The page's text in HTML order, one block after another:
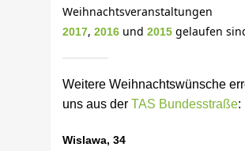
Weihnachtsveranstaltungen
2017,2016 und2015 gelaufen
Weitere Weihnachtswünsche
uns aus derTAS Bundesstraße:
Wislawa, 34